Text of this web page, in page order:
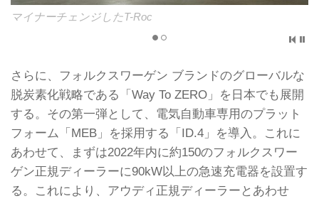
マイナーチェンジしたT-Roc
さらに、フォルクスワーゲン ブランドのグローバルな
脱炭素化戦略である「Way To ZERO」を日本でも展開
する。その第一弾として、電気自動車専用のプラット
フォーム「MEB」を採用する「ID.4」を導入。これに
あわせて、まずは2022年内に約150のフォルクスワー
ゲン正規ディーラーに90kW以上の急速充電器を設置す
る。これにより、アウディ正規ディーラーとあわせ